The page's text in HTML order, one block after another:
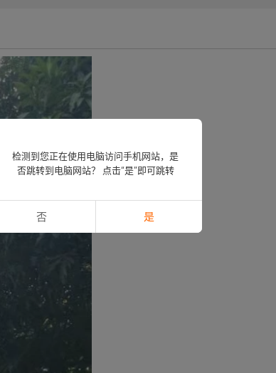
检测到您正在使用电脑访问手机网站，是
否跳转到电脑网站？ 点击“是”即可跳转
否 是